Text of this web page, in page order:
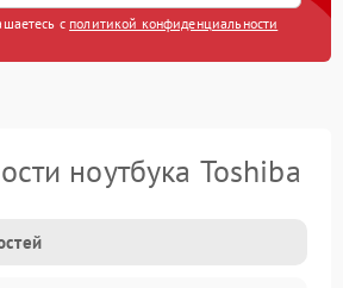
с политикой конфиденциальности
ноутбука Toshiba